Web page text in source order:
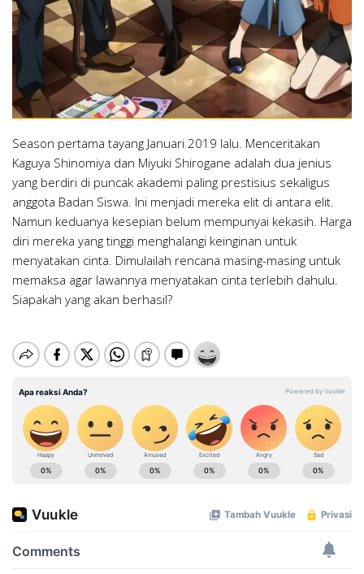
Season pertama tayang Januari 2019 lalu. Menceritakan
Kaguya Shinomiya dan Miyuki Shirogane adalah dua jenius
yang berdiri di puncak akademi paling prestisius sekaligus
anggota Badan Siswa. Ini menjadi mereka elit di antara elit.
Namun keduanya kesepian belum mempunyai kekasih. Harga
diri mereka yang tinggi menghalangi keinginan untuk
menyatakan cinta. Dimulailah rencana masing-masing untuk
memaksa agar lawannya menyatakan cinta terlebih dahulu.
Siapakah yang akan berhasil?